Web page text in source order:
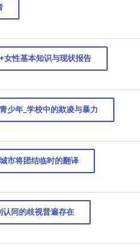
女性基本知识与现状报告
少年_学校中的欺凌与暴力
市将团结临时的翻译
认同的歧视普遍存在